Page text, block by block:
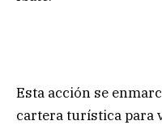
Esta acción se
cartera turística para